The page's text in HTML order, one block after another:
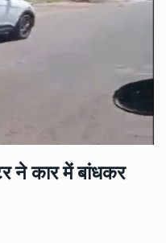
ने कार में बांधकर